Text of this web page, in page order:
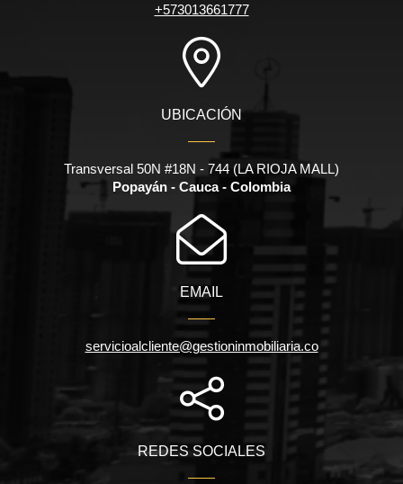
+573013661777
UBICACIÓN
Transversal 50N #18N - 744 (LA RIOJA MALL)
Popayán - Cauca - Colombia
EMAIL
servicioalcliente@gestioninmobiliaria.co
REDES SOCIALES